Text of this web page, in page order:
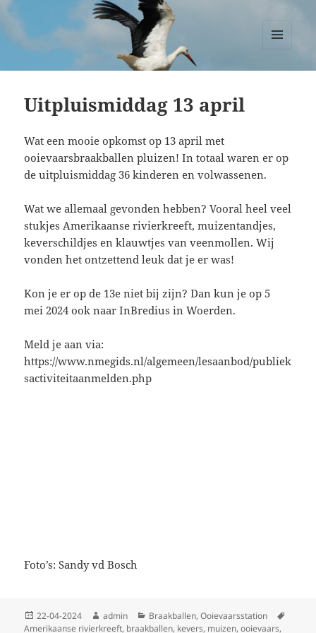
Ooievaars Zegveld
Uitpluismiddag 13 april
Wat een mooie opkomst op 13 april met
ooievaarsbraakballen pluizen! In totaal waren er op
de uitpluismiddag 36 kinderen en volwassenen.
Wat we allemaal gevonden hebben? Vooral heel veel
stukjes Amerikaanse rivierkreeft, muizentandjes,
keverschildjes en klauwtjes van veenmollen. Wij
vonden het ontzettend leuk dat je er was!
Kon je er op de 13e niet bij zijn? Dan kun je op 5
mei 2024 ook naar InBredius in Woerden.
Meld je aan via:
https://www.nmegids.nl/algemeen/lesaanbod/publiek
sactiviteitaanmelden.php
Foto’s: Sandy vd Bosch
Geplaatst
op
22-04-2024 Auteur
admin Categorieën
Braakballen,Ooievaarsstation
Amerikaanse rivierkreeft, braakballen, kevers, muizen,ooievaars,